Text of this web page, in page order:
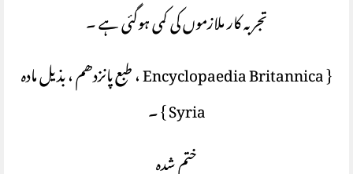
تجربہ کار ملازموں کی کمی ہوگئی ہے ۔
{ Encyclopaedia Britannica ، طبع پانزدھم ، بذیل مادہ
Syria } ۔